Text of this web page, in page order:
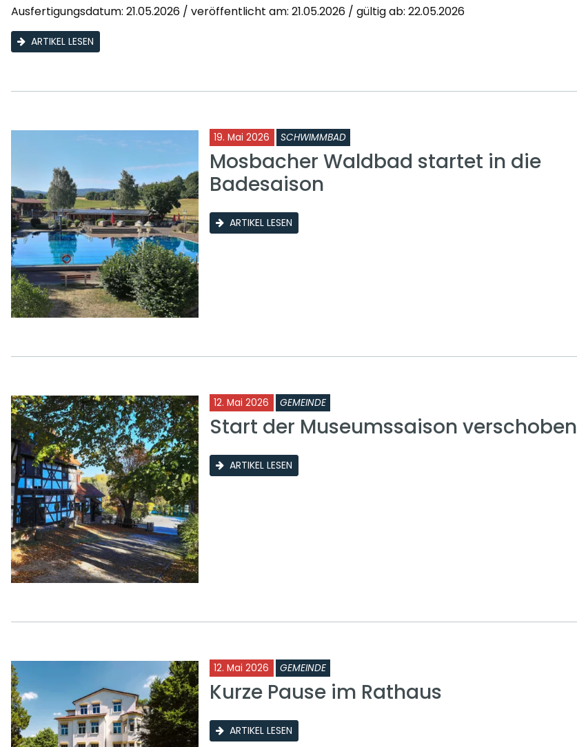
Ausfertigungsdatum: 21.05.2026 / veröffentlicht am: 21.05.2026 / gültig ab: 22.05.2026
ARTIKEL LESEN
19. Mai 2026 SCHWIMMBAD
Mosbacher Waldbad startet in die
Badesaison
ARTIKEL LESEN
12. Mai 2026 GEMEINDE
Start der Museumssaison verschoben
ARTIKEL LESEN
12. Mai 2026 GEMEINDE
Kurze Pause im Rathaus
ARTIKEL LESEN